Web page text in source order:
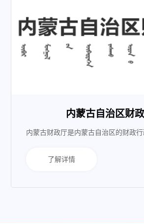
内蒙古自治区财
内蒙古财政厅是内蒙古自治区的财政
了解详情